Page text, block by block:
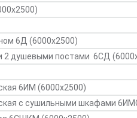
6Д (6000х2500)
2 душевыми постами 6СД
6ИМ (6000х2500)
с сушильными шкафами